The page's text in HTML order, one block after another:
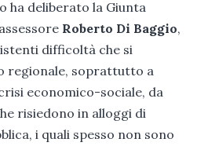
ha deliberato la Giunta
Roberto Di Baggio,
difficoltà che si
soprattutto a
economico-sociale, da
risiedono in alloggi di
i quali spesso non sono